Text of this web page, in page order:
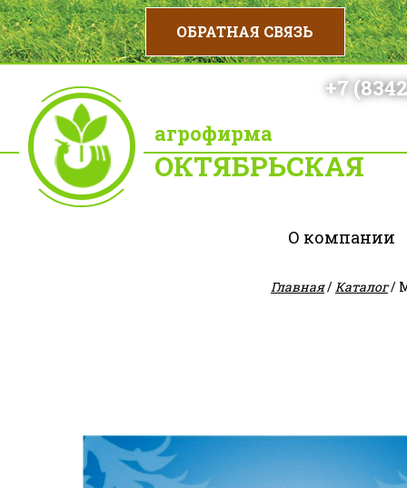
+7
агрофирма
ОКТЯБРЬСКАЯ
О компании
Главная/Каталог/